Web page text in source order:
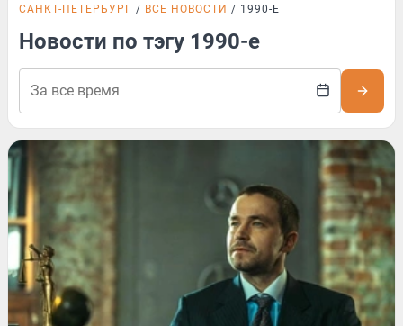
САНКТ-ПЕТЕРБУРГ ВСЕ НОВОСТИ 1990-Е
Новости по тэгу 1990-е